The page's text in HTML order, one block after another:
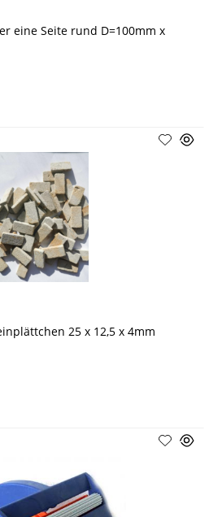
eine Seite rund D=100mm x
25 x 12,5 x 4mm